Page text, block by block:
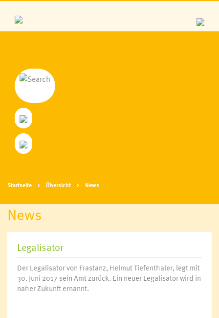
Startseite Übersicht News
News
Legalisator
Der Legalisator von Frastanz, Helmut Tiefenthaler, legt mit
30. Juni 2017 sein Amt zurück. Ein neuer Legalisator wird in
naher Zukunft ernannt.